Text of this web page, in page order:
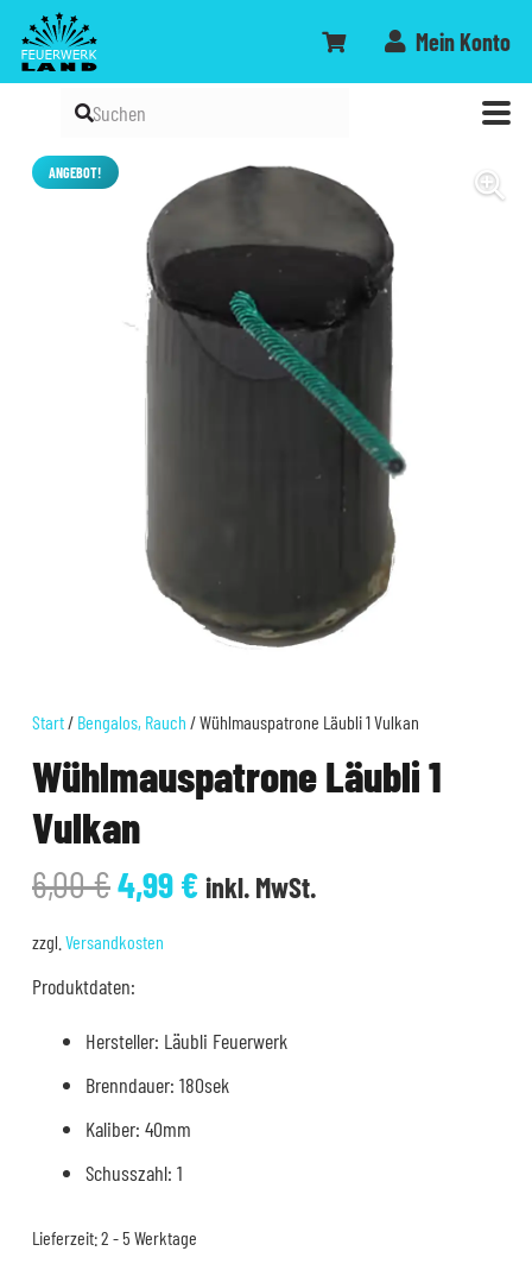
Mein Konto
ANGEBOT!
Start/ Bengalos, Rauch / Wühlmauspatrone Läubli 1 Vulkan
Wühlmauspatrone Läubli 1
Vulkan
6,00€Ursprünglicher
Preis
war:
6,00 €
4,99€Aktueller
inkl. MwSt.
zzgl. Versandkosten
Produktdaten:
Hersteller: Läubli Feuerwerk
Brenndauer: 180sek
Kaliber: 40mm
Schusszahl: 1
Lieferzeit:2 - 5 Werktage